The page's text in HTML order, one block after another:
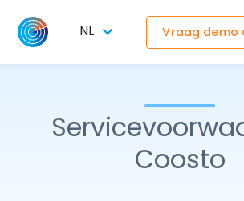
Vraag demo
NL
Coosto